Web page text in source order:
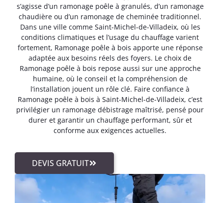
s’agisse d’un ramonage poêle à granulés, d’un ramonage
chaudière ou d’un ramonage de cheminée traditionnel.
Dans une ville comme Saint-Michel-de-Villadeix, où les
conditions climatiques et l’usage du chauffage varient
fortement, Ramonage poêle à bois apporte une réponse
adaptée aux besoins réels des foyers. Le choix de
Ramonage poêle à bois repose aussi sur une approche
humaine, où le conseil et la compréhension de
l’installation jouent un rôle clé. Faire confiance à
Ramonage poêle à bois à Saint-Michel-de-Villadeix, c’est
privilégier un ramonage débistrage maîtrisé, pensé pour
durer et garantir un chauffage performant, sûr et
conforme aux exigences actuelles.
DEVIS GRATUIT